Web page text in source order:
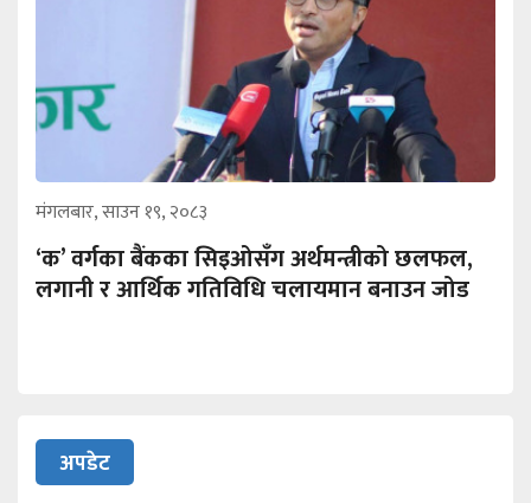
मंगलबार, साउन १९, २०८३
‘क’ वर्गका बैंकका सिइओसँग अर्थमन्त्रीको छलफल,
लगानी र आर्थिक गतिविधि चलायमान बनाउन जोड
अपडेट